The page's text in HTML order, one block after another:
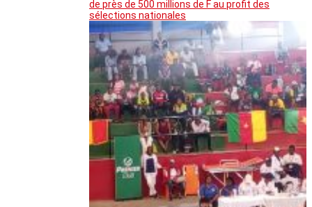
de près de 500 millions de F au profit des
sélections nationales